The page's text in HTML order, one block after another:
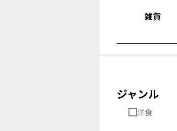
雑貨
ジャンル
洋食